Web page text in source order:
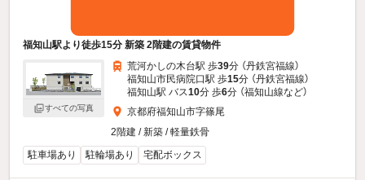
福知山駅より徒歩15分 新築 2階建の賃貸物件
すべての写真
荒河かしの木台駅 歩39分 （丹鉄宮福線）
福知山市民病院口駅 歩15分 （丹鉄宮福線）
福知山駅 バス10分 歩6分 （福知山線など）
京都府福知山市字篠尾
2階建 / 新築 / 軽量鉄骨
駐車場あり
駐輪場あり 宅配ボックス